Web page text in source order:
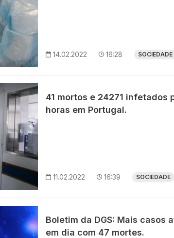
14.02.2022 16:28 SOCIEDADE
41 mortos e 24271 infetados
horas em Portugal.
11.02.2022 16:39 SOCIEDADE
Boletim da DGS: Mais casos
em dia com 47 mortes.